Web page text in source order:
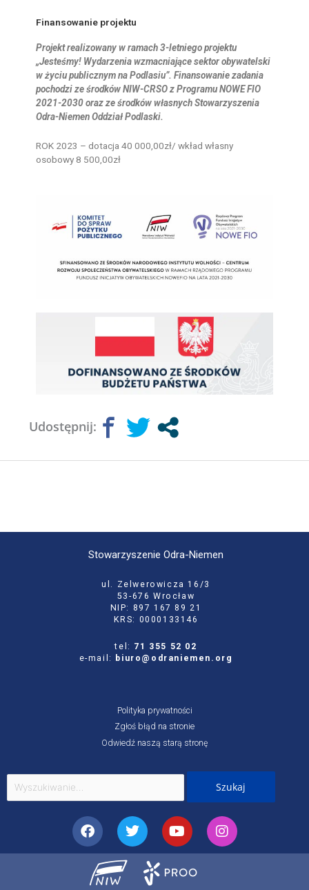
Finansowanie projektu
Projekt realizowany w ramach 3-letniego projektu
„Jesteśmy! Wydarzenia wzmacniające sektor obywatelski
w życiu publicznym na Podlasiu”. Finansowanie zadania
pochodzi ze środków NIW-CRSO z Programu NOWE FIO
2021-2030 oraz ze środków własnych Stowarzyszenia
Odra-Niemen Oddział Podlaski.
ROK 2023 – dotacja 40 000,00zł/ wkład własny
osobowy 8 500,00zł
Udostępnij:
Stowarzyszenie Odra-Niemen
ul. Zelwerowicza 16/3
53-676 Wrocław
NIP: 897 167 89 21
KRS: 0000133146
tel: 71 355 52 02
e-mail:
biuro@odraniemen.org
Polityka prywatności
Zgłoś błąd na stronie
Odwiedź naszą starą stronę
Szukaj
dla:
FacebookTwitterYoutubeInstagram